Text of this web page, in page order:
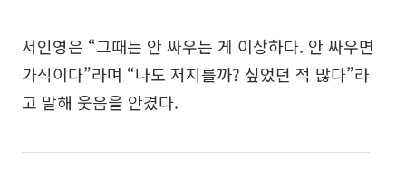
서인영은 “그때는 안 싸우는 게 이상하다. 안 싸우면
가식이다”라며 “나도 저지를까? 싶었던 적 많다”라
고 말해 웃음을 안겼다.